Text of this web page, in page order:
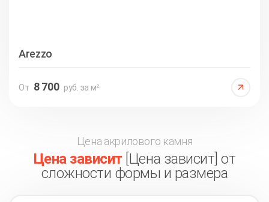
Arezzo
От 8 700 руб. за м²
Цена акрилового камня
Цена зависит [Цена зависит] от
сложности формы и размера